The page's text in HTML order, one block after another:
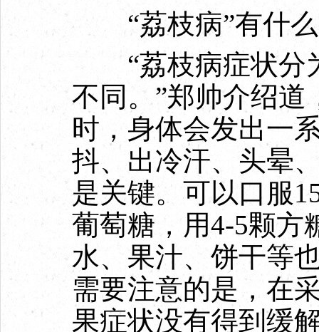
“荔枝病”有什么
“荔枝病症状分
不同。”郑帅介绍
时，身体会发出一
抖、出冷汗、头晕
是关键。可以口服
葡萄糖，用4-5颗方
水、果汁、饼干等
需要注意的是，在
果症状没有得到缓